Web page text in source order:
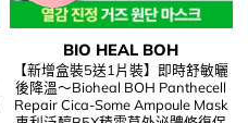
BIO HEAL BOH
【新增盒裝5送1片裝】即時舒敏曬
後降溫～Bioheal BOH Panthecell
Repair Cica-Some Ampoule Mask